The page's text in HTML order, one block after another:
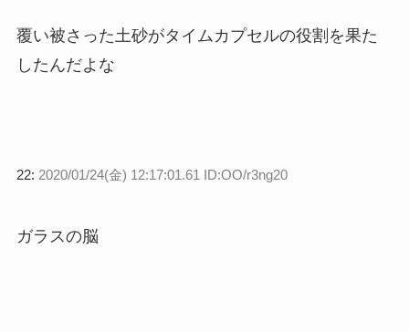
覆い被さった土砂がタイムカプセルの役割を果た
したんだよな
22: 2020/01/24(金) 12:17:01.61 ID:OO/r3ng20
ガラスの脳